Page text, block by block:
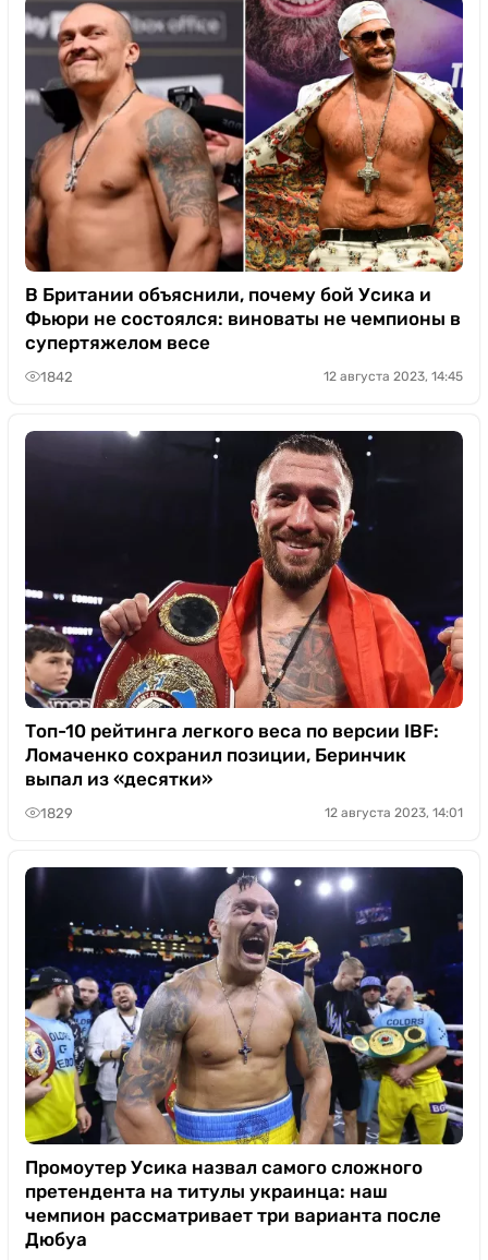
В Британии объяснили, почему бой Усика и
Фьюри не состоялся: виноваты не чемпионы в
супертяжелом весе
1842 12 августа 2023, 14:45
Топ-10 рейтинга легкого веса по версии IBF:
Ломаченко сохранил позиции, Беринчик
выпал из «десятки»
1829 12 августа 2023, 14:01
Промоутер Усика назвал самого сложного
претендента на титулы украинца: наш
чемпион рассматривает три варианта после
Дюбуа